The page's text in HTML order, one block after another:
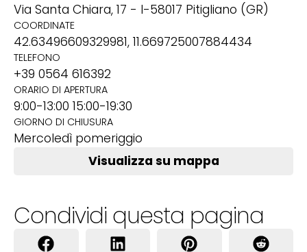
Via Santa Chiara, 17 - I-58017 Pitigliano (GR)
COORDINATE
42.63496609329981, 11.669725007884434
TELEFONO
+39 0564 616392
ORARIO DI APERTURA
9:00-13:00 15:00-19:30
GIORNO DI CHIUSURA
Mercoledì pomeriggio
Visualizza su mappa
Condividi questa pagina